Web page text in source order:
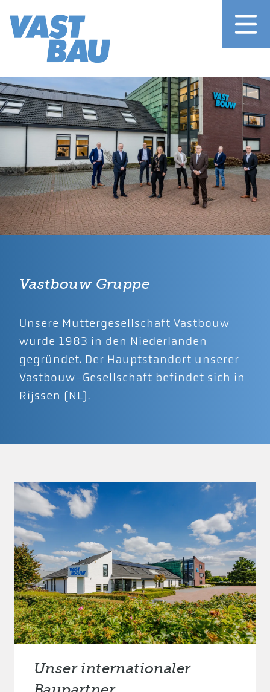
Vastbouw Gruppe
Unsere Muttergesellschaft Vastbouw
wurde 1983 in den Niederlanden
gegründet. Der Hauptstandort unserer
Vastbouw-Gesellschaft befindet sich in
Rijssen (NL).
Unser internationaler